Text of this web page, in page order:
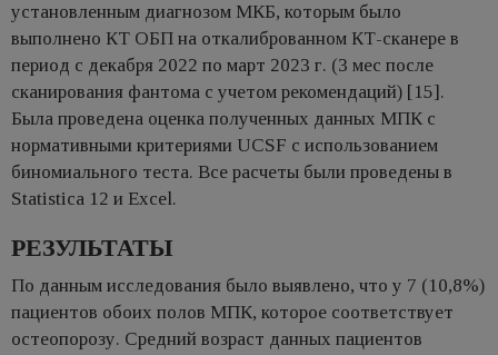
установленным диагнозом МКБ, которым было
выполнено КТ ОБП на откалиброванном КТ-сканере в
период с декабря 2022 по март 2023 г. (3 мес после
сканирования фантома с учетом рекомендаций) [15].
Была проведена оценка полученных данных МПК с
нормативными критериями UCSF с использованием
биномиального теста. Все расчеты были проведены в
Statistica 12 и Excel.
РЕЗУЛЬТАТЫ
По данным исследования было выявлено, что у 7 (10,8%)
пациентов обоих полов МПК, которое соответствует
остеопорозу. Средний возраст данных пациентов